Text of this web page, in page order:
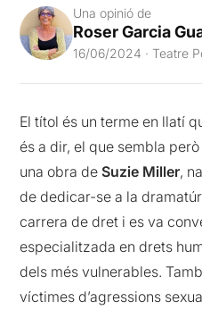
Una opinió de
Roser Garcia
16/06/2024 · Teatre
El títol és un terme en llatí
és a dir, el que sembla
una obra deSuzie Miller,
de dedicar-se a la
carrera de dret i es va
especialitzada en drets
dels més vulnerables.
víctimes d’agressions